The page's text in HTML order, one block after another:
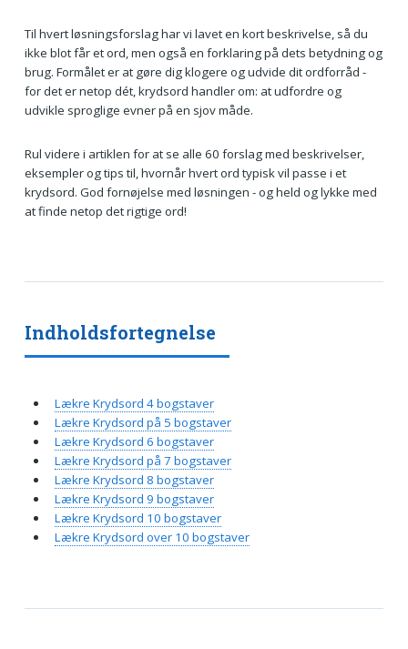
Til hvert løsningsforslag har vi lavet en kort beskrivelse, så du
ikke blot får et ord, men også en forklaring på dets betydning og
brug. Formålet er at gøre dig klogere og udvide dit ordforråd -
for det er netop dét, krydsord handler om: at udfordre og
udvikle sproglige evner på en sjov måde.
Rul videre i artiklen for at se alle 60 forslag med beskrivelser,
eksempler og tips til, hvornår hvert ord typisk vil passe i et
krydsord. God fornøjelse med løsningen - og held og lykke med
at finde netop det rigtige ord!
Indholdsfortegnelse
Lækre Krydsord 4 bogstaver
Lækre Krydsord på 5 bogstaver
Lækre Krydsord 6 bogstaver
Lækre Krydsord på 7 bogstaver
Lækre Krydsord 8 bogstaver
Lækre Krydsord 9 bogstaver
Lækre Krydsord 10 bogstaver
Lækre Krydsord over 10 bogstaver